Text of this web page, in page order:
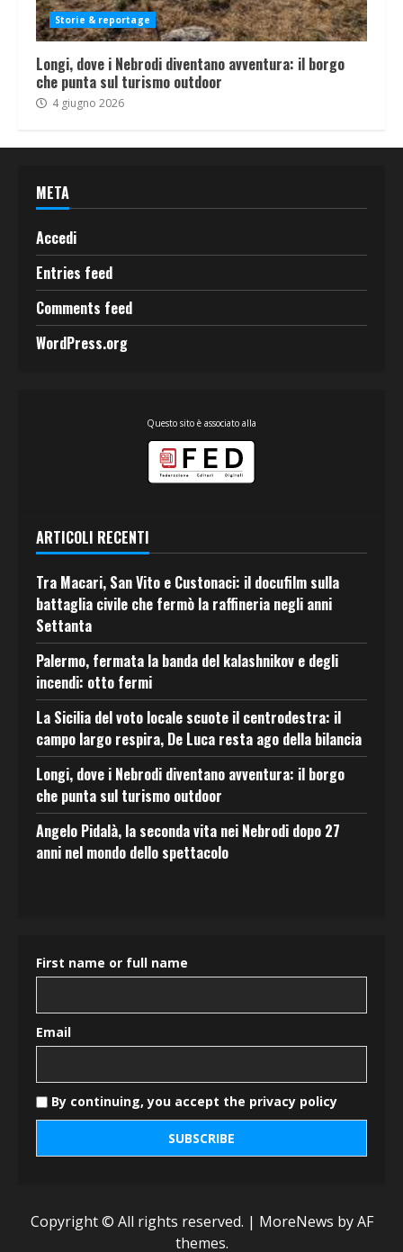
Storie & reportage
Longi, dove i Nebrodi diventano avventura: il borgo
che punta sul turismo outdoor
4 giugno 2026
META
Accedi
Entries feed
Comments feed
WordPress.org
Questo sito è associato alla
ARTICOLI RECENTI
Tra Macari, San Vito e Custonaci: il docufilm sulla
battaglia civile che fermò la raffineria negli anni
Settanta
Palermo, fermata la banda del kalashnikov e degli
incendi: otto fermi
La Sicilia del voto locale scuote il centrodestra: il
campo largo respira, De Luca resta ago della bilancia
Longi, dove i Nebrodi diventano avventura: il borgo
che punta sul turismo outdoor
Angelo Pidalà, la seconda vita nei Nebrodi dopo 27
anni nel mondo dello spettacolo
First name or full name
Email
By continuing, you accept the privacy policy
Copyright © All rights reserved. | MoreNews by AF
themes.